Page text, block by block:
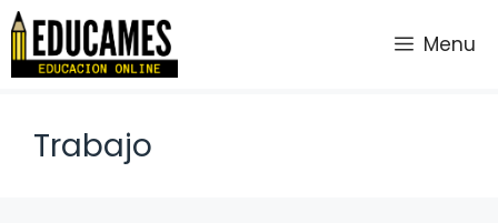
Saltar
contenido
Menu
Trabajo